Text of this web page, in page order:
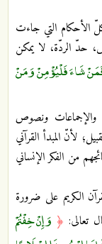
الأحكام التي جاءت
حدّ الردّة، لا يمكن
شَاءَ فَلْيُؤْمِنْ وَمَنْ
والإجماعات ونصوص
لأنّ المبدأ القرآني
من الفكر الإنساني
الكريم على ضرورة
تعالى: ﴿ وَإِنْ خِفْتُمْ